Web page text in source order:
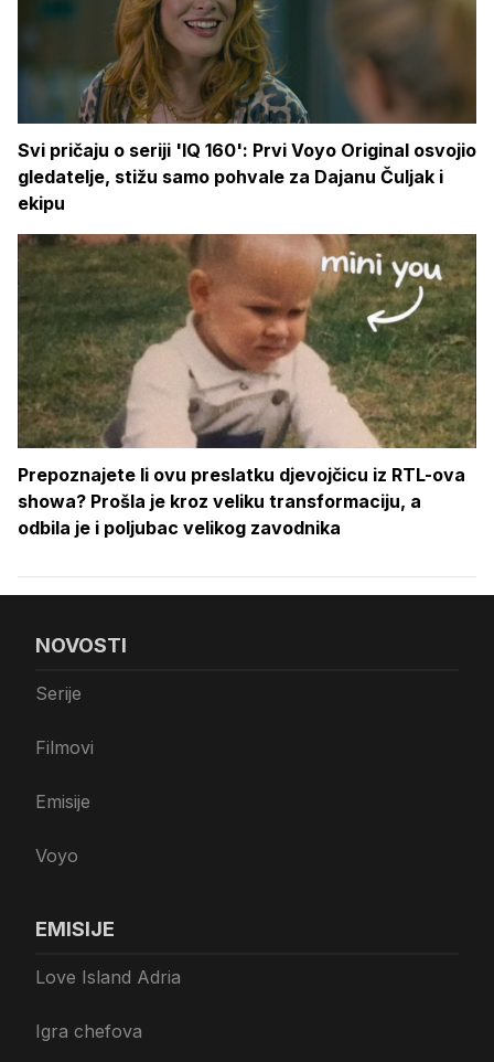
Svi pričaju o seriji 'IQ 160': Prvi Voyo Original osvojio
gledatelje, stižu samo pohvale za Dajanu Čuljak i
ekipu
Prepoznajete li ovu preslatku djevojčicu iz RTL-ova
showa? Prošla je kroz veliku transformaciju, a
odbila je i poljubac velikog zavodnika
NOVOSTI
Serije
Filmovi
Emisije
Voyo
EMISIJE
Love Island Adria
Igra chefova